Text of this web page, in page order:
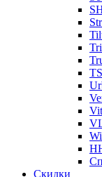
Скидки